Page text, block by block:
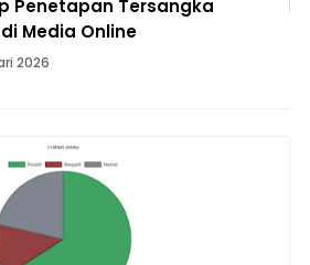
Penetapan Tersangka
Media Online
2026